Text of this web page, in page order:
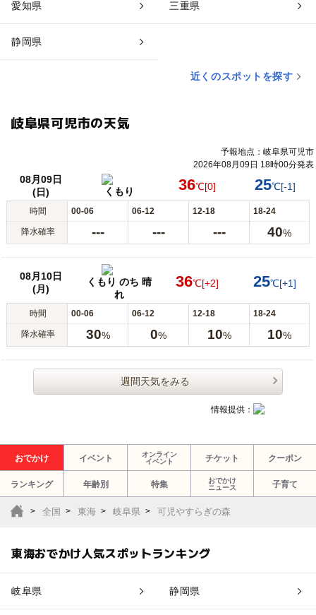
愛知県 三重県
静岡県
近くのスポットを探す
岐阜県可児市の天気
予報地点：岐阜県可児市
2026年08月09日 18時00分発表
08月09日
(日)
くもり 36℃[0] 25℃[-1]
時間 00-06 06-12 12-18 18-24
降水確率 --- --- --- 40%
08月10日
(月)
くもり のち 晴
れ
36℃[+2] 25℃[+1]
時間 00-06 06-12 12-18 18-24
降水確率 30% 0% 10% 10%
週間天気をみる
情報提供：
おでかけ イベント
オンライン
イベント
チケット クーポン
ランキング 年齢別 特集
おでかけ
ニュース
子育て
全国 東海 岐阜県 可児やすらぎの森
東海おでかけ人気スポットランキング
岐阜県 静岡県